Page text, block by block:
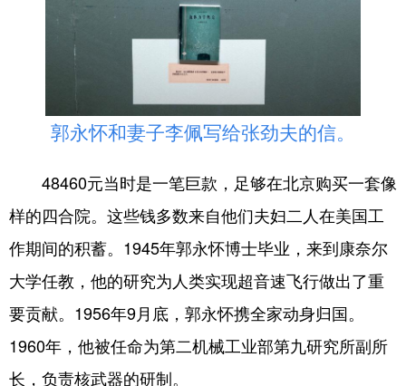
郭永怀和妻子李佩写给张劲夫的信。
48460元当时是一笔巨款，足够在北京购买一套像
样的四合院。这些钱多数来自他们夫妇二人在美国工
作期间的积蓄。1945年郭永怀博士毕业，来到康奈尔
大学任教，他的研究为人类实现超音速飞行做出了重
要贡献。1956年9月底，郭永怀携全家动身归国。
1960年，他被任命为第二机械工业部第九研究所副所
长，负责核武器的研制。